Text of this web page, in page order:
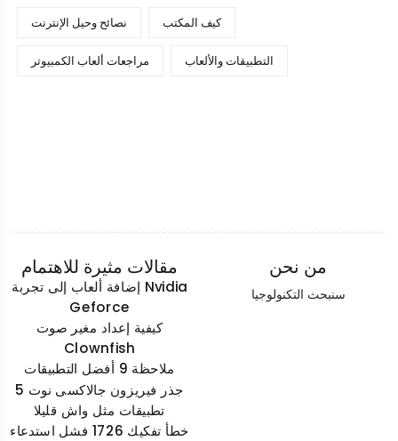
نصائح وحيل الإنترنت كيف المكتب
مراجعات ألعاب الكمبيوتر التطبيقات والألعاب
مقالات مثيرة للاهتمام
إضافة ألعاب إلى تجربة Nvidia
Geforce
كيفية إعداد مغير صوت
Clownfish
ملاحظة 9 أفضل التطبيقات
جذر فيريزون جالاكسى نوت 5
تطبيقات مثل واش قليلا
خطأ تفكيك 1726 فشل استدعاء
من نحن
سنبحث التكنولوجيا